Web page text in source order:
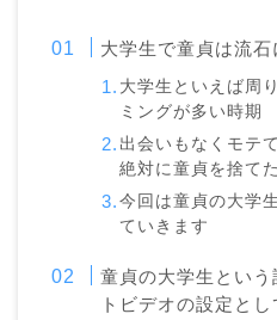
大学生で童貞は流
大学生といえば周
ミングが多い時期
出会いもなくモテ
絶対に童貞を捨て
今回は童貞の大学
ていきます
童貞の大学生とい
トビデオの設定と